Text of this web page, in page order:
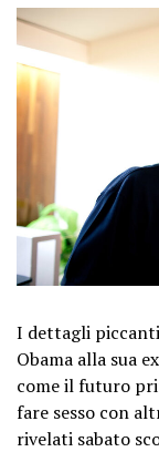
I dettagli
Obama alla sua
come il futuro
fare sesso con
rivelati sabato